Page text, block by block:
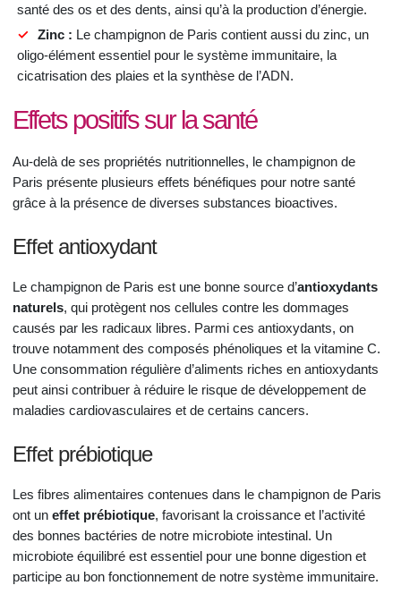
santé des os et des dents, ainsi qu’à la production d’énergie.
Zinc : Le champignon de Paris contient aussi du zinc, un
oligo-élément essentiel pour le système immunitaire, la
cicatrisation des plaies et la synthèse de l’ADN.
Effets positifs sur la santé
Au-delà de ses propriétés nutritionnelles, le champignon de
Paris présente plusieurs effets bénéfiques pour notre santé
grâce à la présence de diverses substances bioactives.
Effet antioxydant
Le champignon de Paris est une bonne source d’antioxydants
naturels, qui protègent nos cellules contre les dommages
causés par les radicaux libres. Parmi ces antioxydants, on
trouve notamment des composés phénoliques et la vitamine C.
Une consommation régulière d’aliments riches en antioxydants
peut ainsi contribuer à réduire le risque de développement de
maladies cardiovasculaires et de certains cancers.
Effet prébiotique
Les fibres alimentaires contenues dans le champignon de Paris
ont un effet prébiotique, favorisant la croissance et l’activité
des bonnes bactéries de notre microbiote intestinal. Un
microbiote équilibré est essentiel pour une bonne digestion et
participe au bon fonctionnement de notre système immunitaire.